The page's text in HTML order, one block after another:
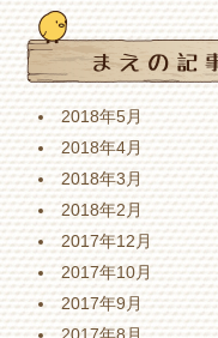
2018年5月
2018年4月
2018年3月
2018年2月
2017年12月
2017年10月
2017年9月